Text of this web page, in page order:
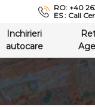
RO: +40
ES : Call
Inchirieri
autocare